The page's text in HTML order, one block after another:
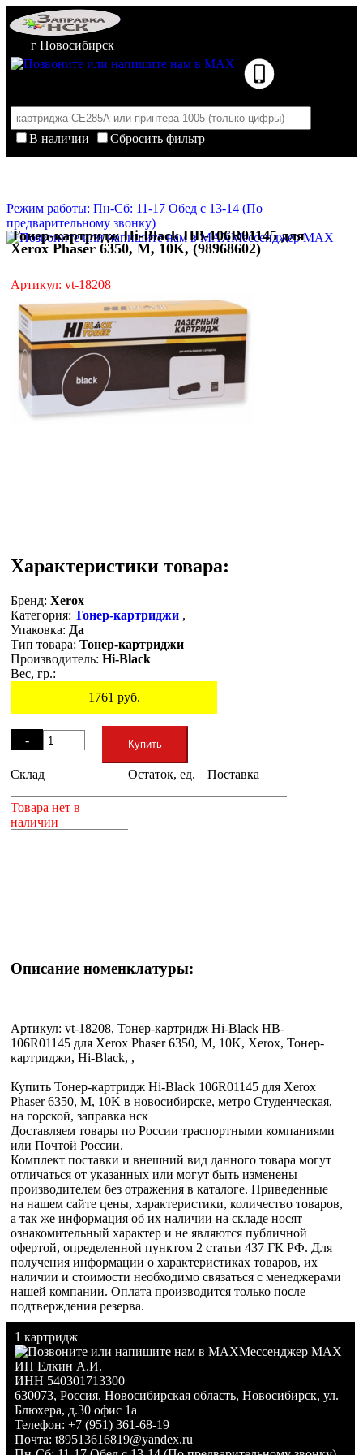
г Новосибирск
В наличии
Сбросить фильтр
Корзина пуста
Режим работы: Пн-Сб: 11-17 Обед с 13-14 (По
предварительному звонку)
Мессенджер MAX
Тонер-картридж Hi-Black HB-106R01145 для
Xerox Phaser 6350, M, 10K, (98968602)
Артикул: vt-18208
Характеристики товара:
Бренд: Xerox
Категория: Тонер-картриджи ,
Упаковка: Да
Тип товара: Тонер-картриджи
Производитель: Hi-Black
Вес, гр.:
1761 руб.
-
+
Купить
Склад Остаток, ед. Поставка
Товара нет в
наличии
Описание номенклатуры:
Артикул: vt-18208, Тонер-картридж Hi-Black HB-
106R01145 для Xerox Phaser 6350, M, 10K, Xerox, Тонер-
картриджи, Hi-Black, ,
Купить Тонер-картридж Hi-Black 106R01145 для Xerox
Phaser 6350, M, 10K в новосибирске, метро Студенческая,
на горской, заправка нск
Доставляем товары по России траспортными компаниями
или Почтой России.
Комплект поставки и внешний вид данного товара могут
отличаться от указанных или могут быть изменены
производителем без отражения в каталоге. Приведенные
на нашем сайте цены, характеристики, количество товаров,
а так же информация об их наличии на складе носят
ознакомительный характер и не являются публичной
офертой, определенной пунктом 2 статьи 437 ГК РФ. Для
получения информации о характеристиках товаров, их
наличии и стоимости необходимо связаться с менеджерами
нашей компании. Оплата производится только после
подтверждения резерва.
1 картридж
Мессенджер MAX
ИП Елкин А.И.
ИНН 540301713300
630073, Россия, Новосибирская область, Новосибирск, ул.
Блюхера, д.30 офис 1а
Телефон: +7 (951) 361-68-19
Почта: t89513616819@yandex.ru